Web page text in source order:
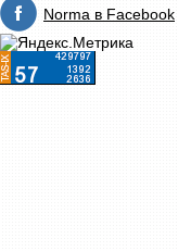
Norma в Facebook